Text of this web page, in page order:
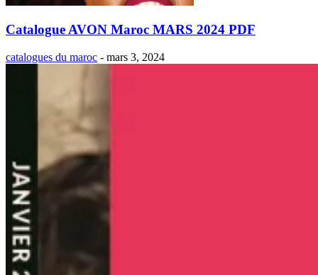
Catalogue AVON Maroc MARS 2024 PDF
catalogues du maroc - mars 3, 2024